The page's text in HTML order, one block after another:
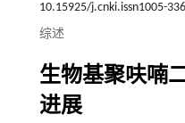
10.15925/j.cnki.issn1005-
综述
生物基聚呋喃
进展